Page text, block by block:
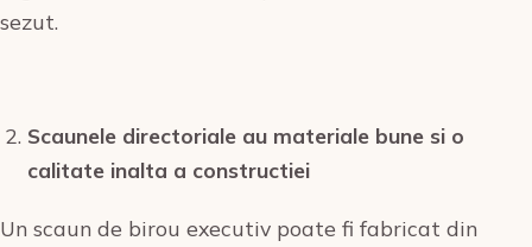
sezut.
Scaunele directoriale au materiale bune si o
calitate inalta a constructiei
Un scaun de birou executiv poate fi fabricat din